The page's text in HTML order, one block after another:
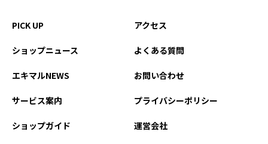
PICK UP
ショップニュース
エキマルNEWS
サービス案内
ショップガイド
アクセス
よくある質問
お問い合わせ
プライバシーポリシー
運営会社